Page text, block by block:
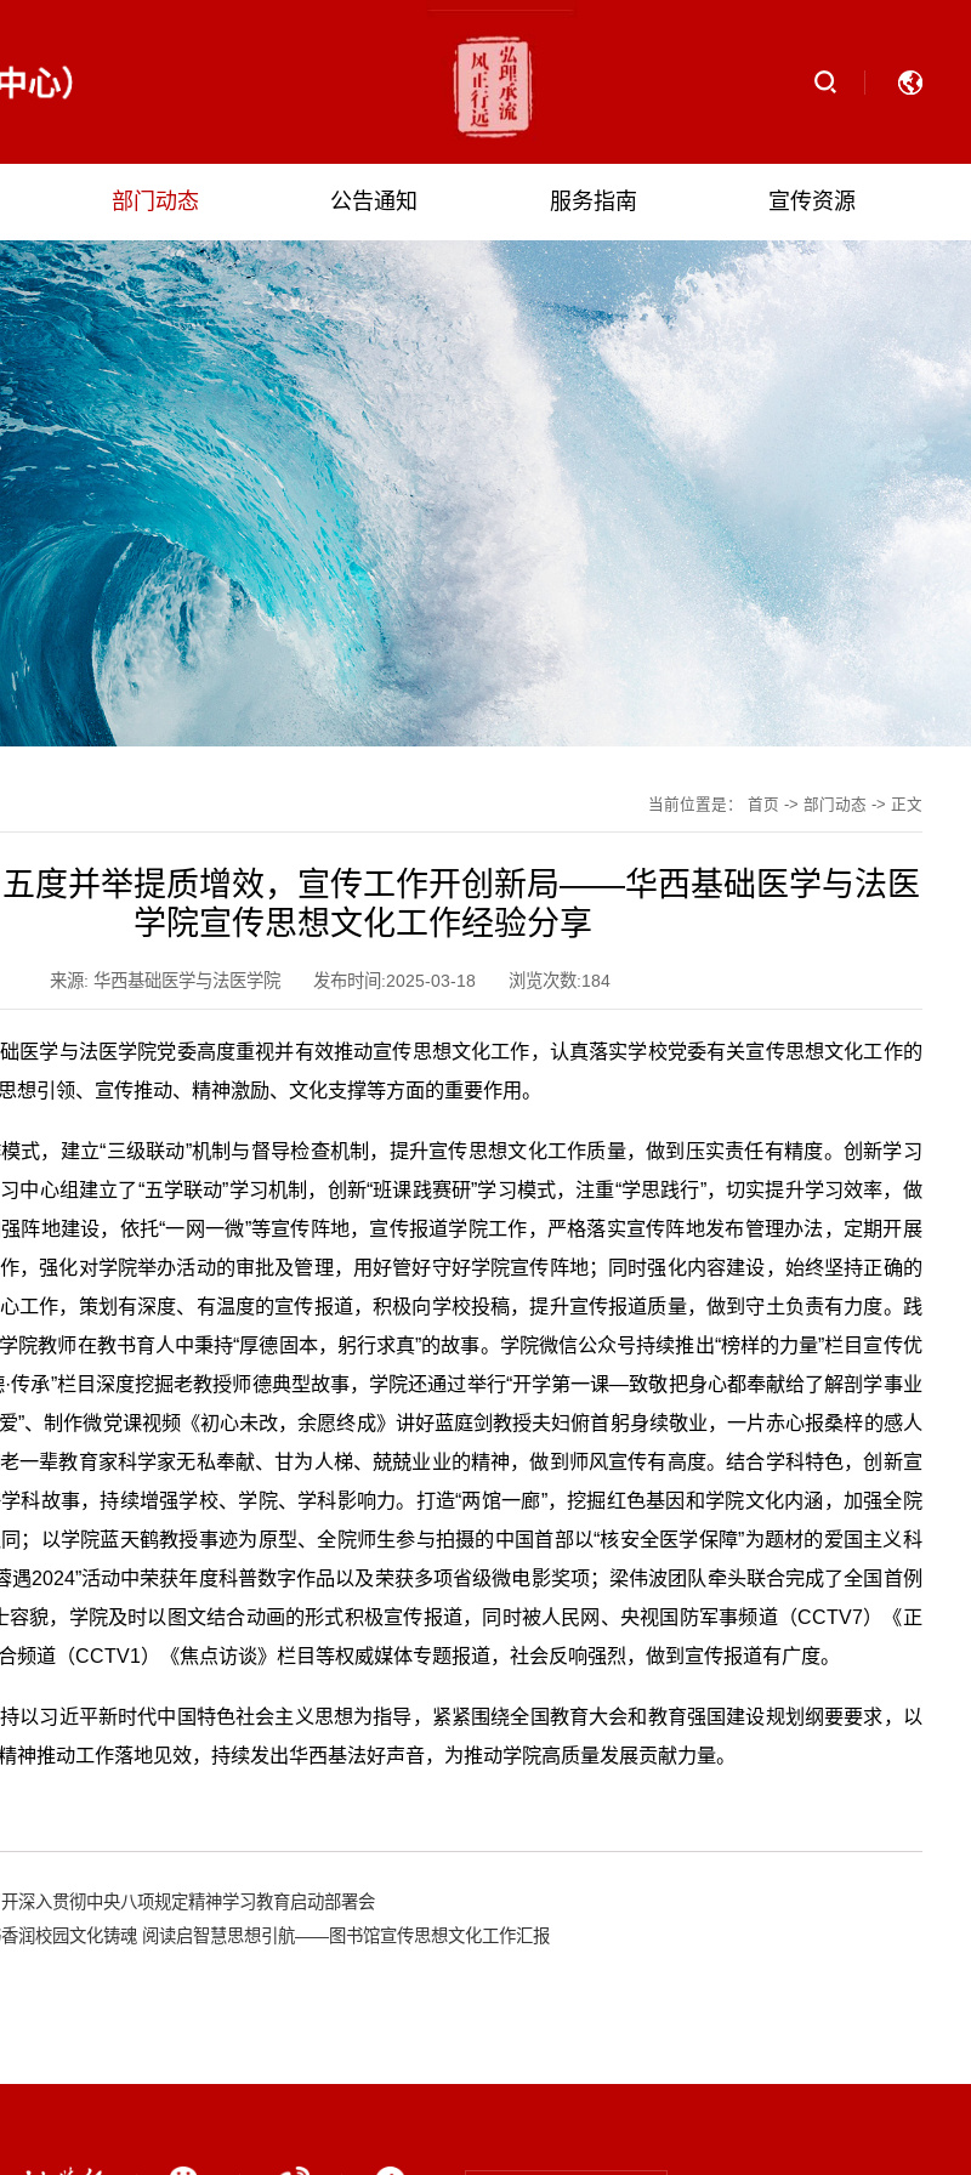
部门动态 公告通知 服务指南 宣传资源
当前位置是： 首页 -> 部门动态 -> 正文
五度并举提质增效，宣传工作开创新局——华西基础医学与法医
学院宣传思想文化工作经验分享
来源: 华西基础医学与法医学院 发布时间:2025-03-18 浏览次数:184
医学与法医学院党委高度重视并有效推动宣传思想文化工作，认真落实学校党委有关宣传思想文化工作的
想引领、宣传推动、精神激励、文化支撑等方面的重要作用。
式，建立“三级联动”机制与督导检查机制，提升宣传思想文化工作质量，做到压实责任有精度。创新学习
中心组建立了“五学联动”学习机制，创新“班课践赛研”学习模式，注重“学思践行”，切实提升学习效率，做
阵地建设，依托“一网一微”等宣传阵地，宣传报道学院工作，严格落实宣传阵地发布管理办法，定期开展
，强化对学院举办活动的审批及管理，用好管好守好学院宣传阵地；同时强化内容建设，始终坚持正确的
工作，策划有深度、有温度的宣传报道，积极向学校投稿，提升宣传报道质量，做到守土负责有力度。践
院教师在教书育人中秉持“厚德固本，躬行求真”的故事。学院微信公众号持续推出“榜样的力量”栏目宣传优
传承”栏目深度挖掘老教授师德典型故事，学院还通过举行“开学第一课—致敬把身心都奉献给了解剖学事业
”、制作微党课视频《初心未改，余愿终成》讲好蓝庭剑教授夫妇俯首躬身续敬业，一片赤心报桑梓的感人
一辈教育家科学家无私奉献、甘为人梯、兢兢业业的精神，做到师风宣传有高度。结合学科特色，创新宣
科故事，持续增强学校、学院、学科影响力。打造“两馆一廊”，挖掘红色基因和学院文化内涵，加强全院
；以学院蓝天鹤教授事迹为原型、全院师生参与拍摄的中国首部以“核安全医学保障”为题材的爱国主义科
遇2024”活动中荣获年度科普数字作品以及荣获多项省级微电影奖项；梁伟波团队牵头联合完成了全国首例
容貌，学院及时以图文结合动画的形式积极宣传报道，同时被人民网、央视国防军事频道（CCTV7）《正
频道（CCTV1）《焦点访谈》栏目等权威媒体专题报道，社会反响强烈，做到宣传报道有广度。
以习近平新时代中国特色社会主义思想为指导，紧紧围绕全国教育大会和教育强国建设规划纲要要求，以
神推动工作落地见效，持续发出华西基法好声音，为推动学院高质量发展贡献力量。
深入贯彻中央八项规定精神学习教育启动部署会
香润校园文化铸魂 阅读启智慧思想引航——图书馆宣传思想文化工作汇报